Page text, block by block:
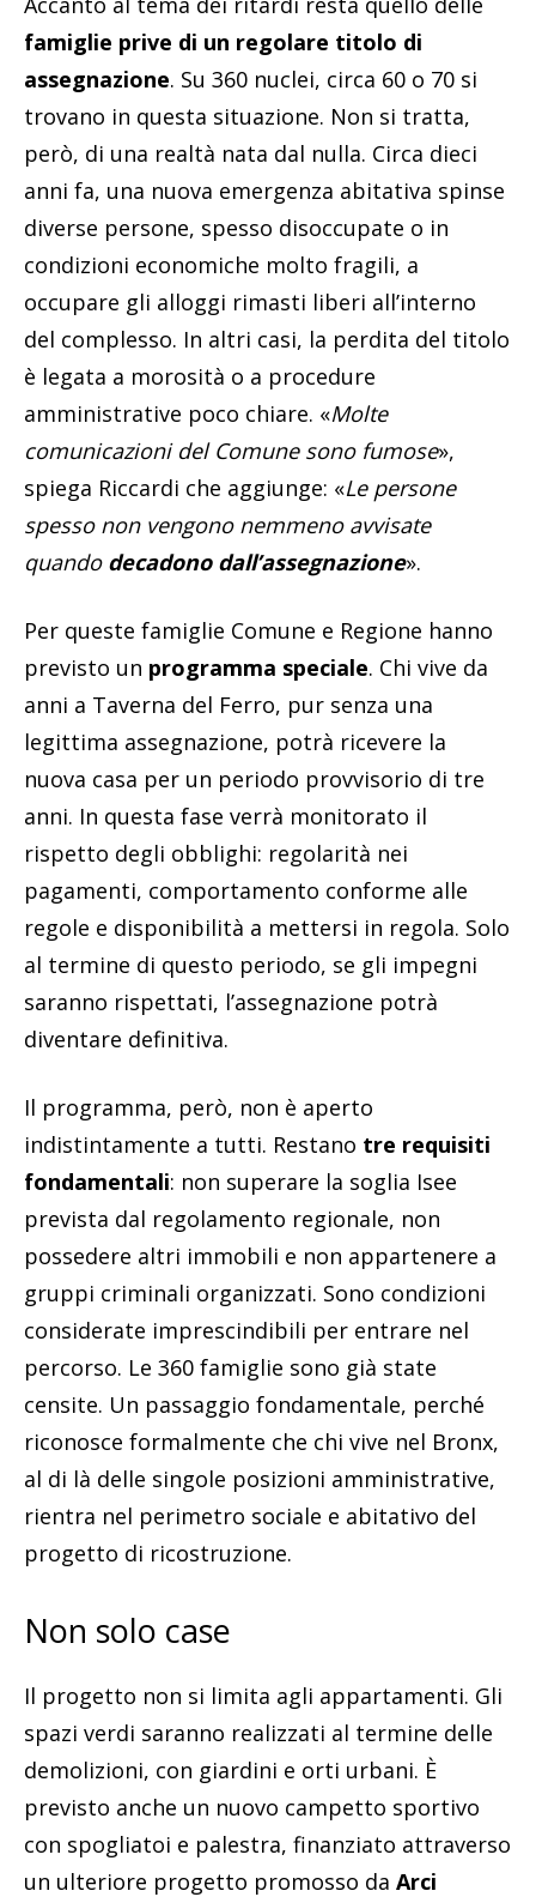
famiglie prive di un regolare titolo di
assegnazione. Su 360 nuclei, circa 60 o 70 si
trovano in questa situazione. Non si tratta,
però, di una realtà nata dal nulla. Circa dieci
anni fa, una nuova emergenza abitativa spinse
diverse persone, spesso disoccupate o in
condizioni economiche molto fragili, a
occupare gli alloggi rimasti liberi all’interno
del complesso. In altri casi, la perdita del titolo
è legata a morosità o a procedure
amministrative poco chiare. «Molte
comunicazioni del Comune sono fumose»,
spiega Riccardi che aggiunge: «Le persone
spesso non vengono nemmeno avvisate
quando decadono dall’assegnazione».
Per queste famiglie Comune e Regione hanno
previsto un programma speciale. Chi vive da
anni a Taverna del Ferro, pur senza una
legittima assegnazione, potrà ricevere la
nuova casa per un periodo provvisorio di tre
anni. In questa fase verrà monitorato il
rispetto degli obblighi: regolarità nei
pagamenti, comportamento conforme alle
regole e disponibilità a mettersi in regola. Solo
al termine di questo periodo, se gli impegni
saranno rispettati, l’assegnazione potrà
diventare definitiva.
Il programma, però, non è aperto
indistintamente a tutti. Restano tre requisiti
fondamentali: non superare la soglia Isee
prevista dal regolamento regionale, non
possedere altri immobili e non appartenere a
gruppi criminali organizzati. Sono condizioni
considerate imprescindibili per entrare nel
percorso. Le 360 famiglie sono già state
censite. Un passaggio fondamentale, perché
riconosce formalmente che chi vive nel Bronx,
al di là delle singole posizioni amministrative,
rientra nel perimetro sociale e abitativo del
progetto di ricostruzione.
Non solo case
Il progetto non si limita agli appartamenti. Gli
spazi verdi saranno realizzati al termine delle
demolizioni, con giardini e orti urbani. È
previsto anche un nuovo campetto sportivo
con spogliatoi e palestra, finanziato attraverso
un ulteriore progetto promosso da Arci